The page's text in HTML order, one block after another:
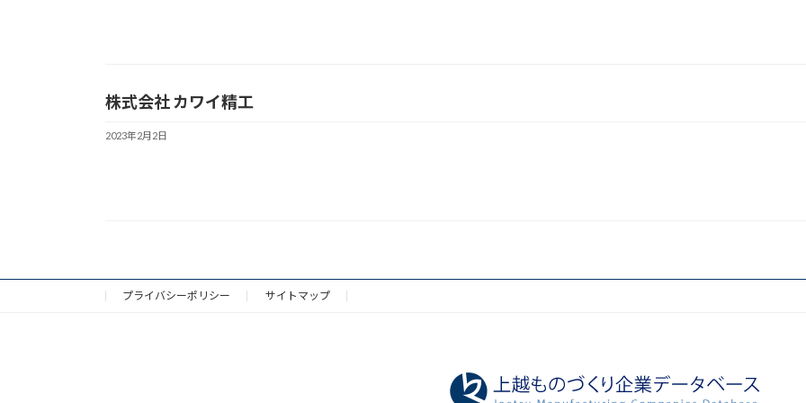
株式会社 カワイ精工
2023年2月2日
プライバシーポリシー サイトマップ